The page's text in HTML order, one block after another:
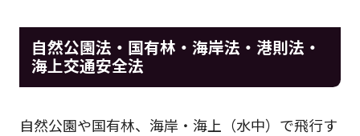
自然公園法・国有林・海岸法・港則法・
海上交通安全法
自然公園や国有林、海岸・海上（水中）で飛行す